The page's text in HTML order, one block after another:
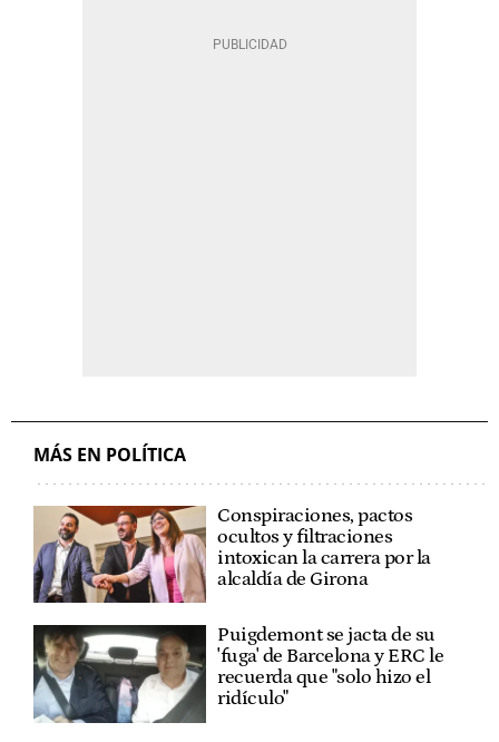
MÁS EN POLÍTICA
Conspiraciones, pactos
ocultos y filtraciones
intoxican la carrera por la
alcaldía de Girona
Puigdemont se jacta de su
'fuga' de Barcelona y ERC le
recuerda que "solo hizo el
ridículo"